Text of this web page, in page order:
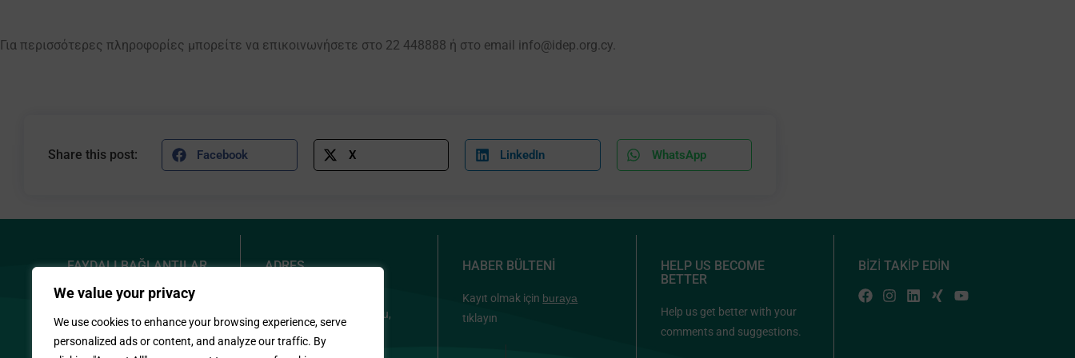
We value your privacy
We use cookies to enhance your browsing experience, serve
personalized ads or content, and analyze our traffic. By
Για περισσότερες πληροφορίες μπορείτε να επικοινωνήσετε στο 22 448888 ή στο email info@idep.org.cy.
Share this post: Facebook X LinkedIn WhatsApp
FAYDALI BAĞLANTILAR
Gizlilik Politikası
Çerez Politikamız
Site Haritası
ADRES
Demetrakopoulou,
1090 Nicosia
HABER BÜLTENİ
Kayıt olmak için buraya
tıklayın
HELP US BECOME
BETTER
Help us get better with your
comments and suggestions.
BİZİ TAKİP EDİN